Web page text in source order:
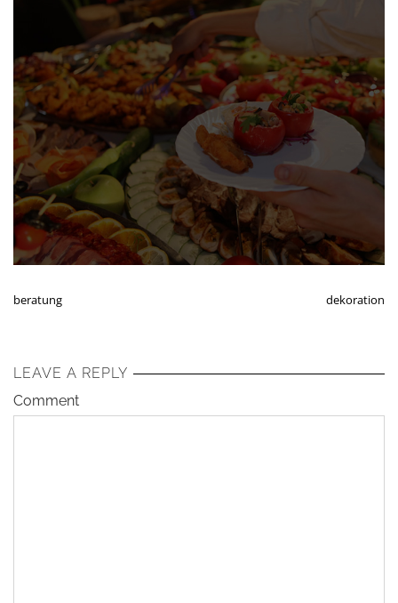
beratung dekoration
LEAVE A REPLY
Comment